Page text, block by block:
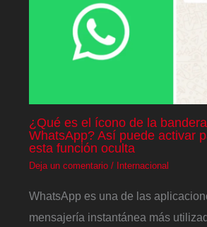
¿Qué es el ícono de la
WhatsApp? Así puede activar
esta función oculta
Deja un comentario / Internacional
WhatsApp es una de las
mensajería instantánea más